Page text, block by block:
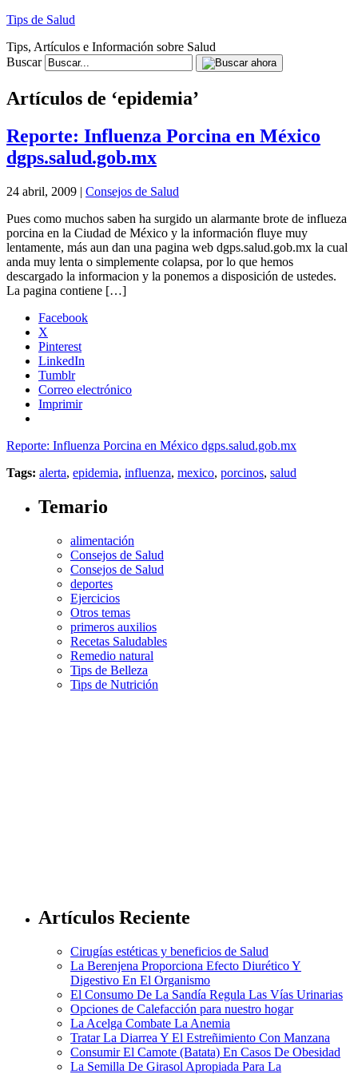
Tips de Salud
Tips, Artículos e Información sobre Salud
Buscar
Artículos de ‘epidemia’
Reporte: Influenza Porcina en México
dgps.salud.gob.mx
24 abril, 2009 | Consejos de Salud
Pues como muchos saben ha surgido un alarmante brote de influeza
porcina en la Ciudad de México y la información fluye muy
lentamente, más aun dan una pagina web dgps.salud.gob.mx la cual
anda muy lenta o simplemente colapsa, por lo que hemos
descargado la informacion y la ponemos a disposición de ustedes.
La pagina contiene […]
Facebook
X
Pinterest
LinkedIn
Tumblr
Correo electrónico
Imprimir
Reporte: Influenza Porcina en México dgps.salud.gob.mx
Tags: alerta, epidemia, influenza, mexico, porcinos, salud
Temario
alimentación
Consejos de Salud
Consejos de Salud
deportes
Ejercicios
Otros temas
primeros auxilios
Recetas Saludables
Remedio natural
Tips de Belleza
Tips de Nutrición
Artículos Reciente
Cirugías estéticas y beneficios de Salud
La Berenjena Proporciona Efecto Diurético Y
Digestivo En El Organismo
El Consumo De La Sandía Regula Las Vías Urinarias
Opciones de Calefacción para nuestro hogar
La Acelga Combate La Anemia
Tratar La Diarrea Y El Estreñimiento Con Manzana
Consumir El Camote (Batata) En Casos De Obesidad
La Semilla De Girasol Apropiada Para La